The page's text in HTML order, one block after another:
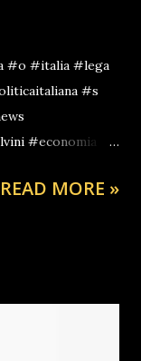
#o #italia #lega
#s
#economia
#meloni
#decreto
#art
READ MORE »